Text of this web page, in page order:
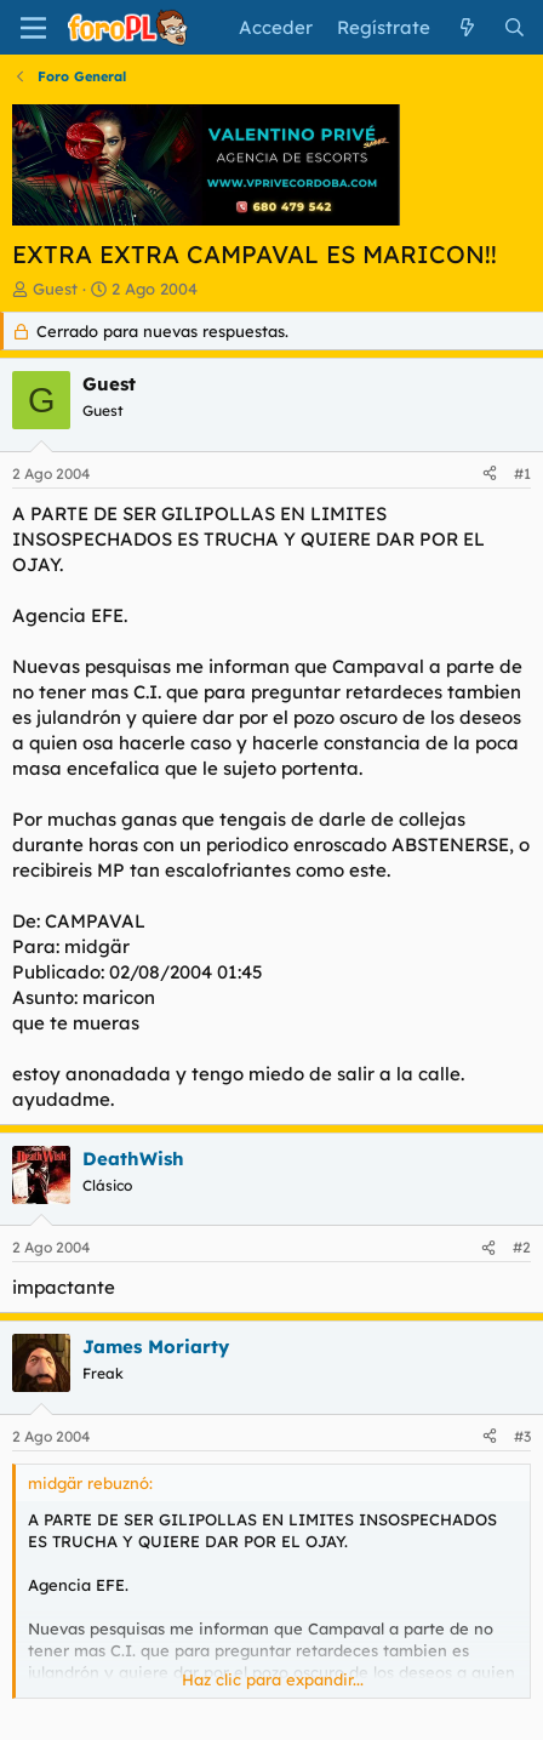
Acceder Regístrate
Foro General
EXTRA EXTRA CAMPAVAL ES MARICON!!
I
n
c
i
a
d
o
d
e
t
e
a
Guest
F
e
c
h
d
e
i
c
o
2 Ago 2004
Cerrado para nuevas respuestas.
G Guest
Guest
2 Ago 2004 #1
A PARTE DE SER GILIPOLLAS EN LIMITES
INSOSPECHADOS ES TRUCHA Y QUIERE DAR POR EL
OJAY.
Agencia EFE.
Nuevas pesquisas me informan que Campaval a parte de
no tener mas C.I. que para preguntar retardeces tambien
es julandrón y quiere dar por el pozo oscuro de los deseos
a quien osa hacerle caso y hacerle constancia de la poca
masa encefalica que le sujeto portenta.
Por muchas ganas que tengais de darle de collejas
durante horas con un periodico enroscado ABSTENERSE, o
recibireis MP tan escalofriantes como este.
De: CAMPAVAL
Para: midgär
Publicado: 02/08/2004 01:45
Asunto: maricon
que te mueras
estoy anonadada y tengo miedo de salir a la calle.
ayudadme.
DeathWish
Clásico
2 Ago 2004 #2
impactante
James Moriarty
Freak
2 Ago 2004 #3
midgär rebuznó:
A PARTE DE SER GILIPOLLAS EN LIMITES INSOSPECHADOS
ES TRUCHA Y QUIERE DAR POR EL OJAY.
Agencia EFE.
Nuevas pesquisas me informan que Campaval a parte de no
tener mas C.I. que para preguntar retardeces tambien es
julandrón y quiere dar por el pozo oscuro de los deseos a quien
osa hacerle caso y hacerle constancia de la poca masa
Haz clic para expandir...